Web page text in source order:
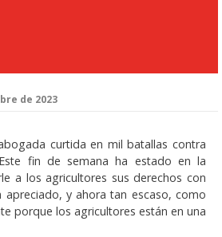
de 2023
curtida en mil batallas contra
fin de semana ha estado en la
a los agricultores sus derechos con
y ahora tan escaso, como
porque los agricultores están en una